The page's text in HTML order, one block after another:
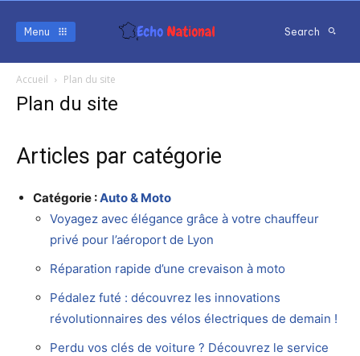
Menu Search
Accueil Plan du site
Plan du site
Articles par catégorie
Catégorie :Auto & Moto
Voyagez avec élégance grâce à votre chauffeur
privé pour l’aéroport de Lyon
Réparation rapide d’une crevaison à moto
Pédalez futé : découvrez les innovations
révolutionnaires des vélos électriques de demain !
Perdu vos clés de voiture ? Découvrez le service